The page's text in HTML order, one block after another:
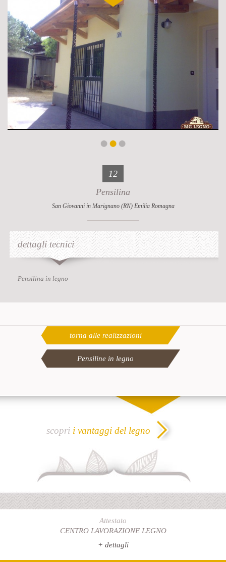
12
Pensilina
San Giovanni in Marignano (RN) Emilia Romagna
dettagli tecnici
Pensilina in legno
torna alle realizzazioni
Pensiline in legno
scopri i vantaggi del legno
Attestato
CENTRO LAVORAZIONE LEGNO
+ dettagli